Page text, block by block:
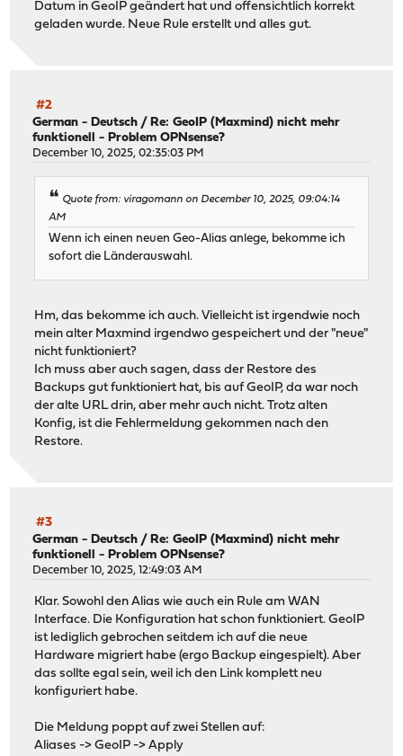
Datum in GeoIP geändert hat und offensichtlich korrekt
geladen wurde. Neue Rule erstellt und alles gut.
#2
German - Deutsch /Re: GeoIP (Maxmind) nicht mehr
funktionell - Problem OPNsense?
December 10, 2025, 02:35:03 PM
Quote from: viragomann on December 10, 2025, 09:04:14
AM
Wenn ich einen neuen Geo-Alias anlege, bekomme ich
sofort die Länderauswahl.
Hm, das bekomme ich auch. Vielleicht ist irgendwie noch
mein alter Maxmind irgendwo gespeichert und der "neue"
nicht funktioniert?
Ich muss aber auch sagen, dass der Restore des
Backups gut funktioniert hat, bis auf GeoIP, da war noch
der alte URL drin, aber mehr auch nicht. Trotz alten
Konfig, ist die Fehlermeldung gekommen nach den
Restore.
#3
German - Deutsch /Re: GeoIP (Maxmind) nicht mehr
funktionell - Problem OPNsense?
December 10, 2025, 12:49:03 AM
Klar. Sowohl den Alias wie auch ein Rule am WAN
Interface. Die Konfiguration hat schon funktioniert. GeoIP
ist lediglich gebrochen seitdem ich auf die neue
Hardware migriert habe (ergo Backup eingespielt). Aber
das sollte egal sein, weil ich den Link komplett neu
konfiguriert habe.
Die Meldung poppt auf zwei Stellen auf:
Aliases -> GeoIP -> Apply